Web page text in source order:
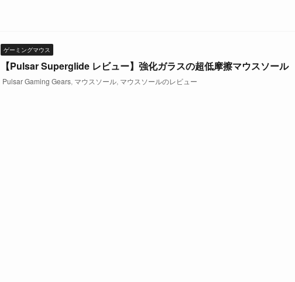
ゲーミングマウス
【Pulsar Superglide レビュー】強化ガラスの超低摩擦マウスソール
Pulsar Gaming Gears, マウスソール, マウスソールのレビュー